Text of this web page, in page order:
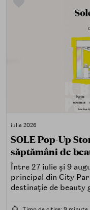
iulie 2026
SOLE Pop-Up
săptămâni de
Între 27 iulie și 9
principal din City
destinație de beauty
care îți place, de